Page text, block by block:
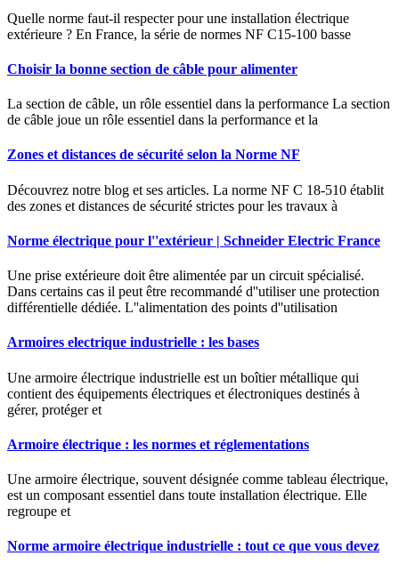
Quelle norme faut-il respecter pour une installation électrique
extérieure ? En France, la série de normes NF C15-100 basse
Choisir la bonne section de câble pour alimenter
La section de câble, un rôle essentiel dans la performance La section
de câble joue un rôle essentiel dans la performance et la
Zones et distances de sécurité selon la Norme NF
Découvrez notre blog et ses articles. La norme NF C 18-510 établit
des zones et distances de sécurité strictes pour les travaux à
Norme électrique pour l''extérieur | Schneider Electric France
Une prise extérieure doit être alimentée par un circuit spécialisé.
Dans certains cas il peut être recommandé d''utiliser une protection
différentielle dédiée. L''alimentation des points d''utilisation
Armoires electrique industrielle : les bases
Une armoire électrique industrielle est un boîtier métallique qui
contient des équipements électriques et électroniques destinés à
gérer, protéger et
Armoire électrique : les normes et réglementations
Une armoire électrique, souvent désignée comme tableau électrique,
est un composant essentiel dans toute installation électrique. Elle
regroupe et
Norme armoire électrique industrielle : tout ce que vous devez